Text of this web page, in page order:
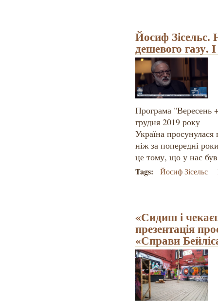
Йосиф Зісельс.
дешевого газу.
Програма "Вересень
грудня 2019 року
Україна
ніж за попередні
це тому, що у нас
Tags: Йосиф Зісельс
«Сидиш і
презентація
«Справи